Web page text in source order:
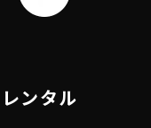
ンタル